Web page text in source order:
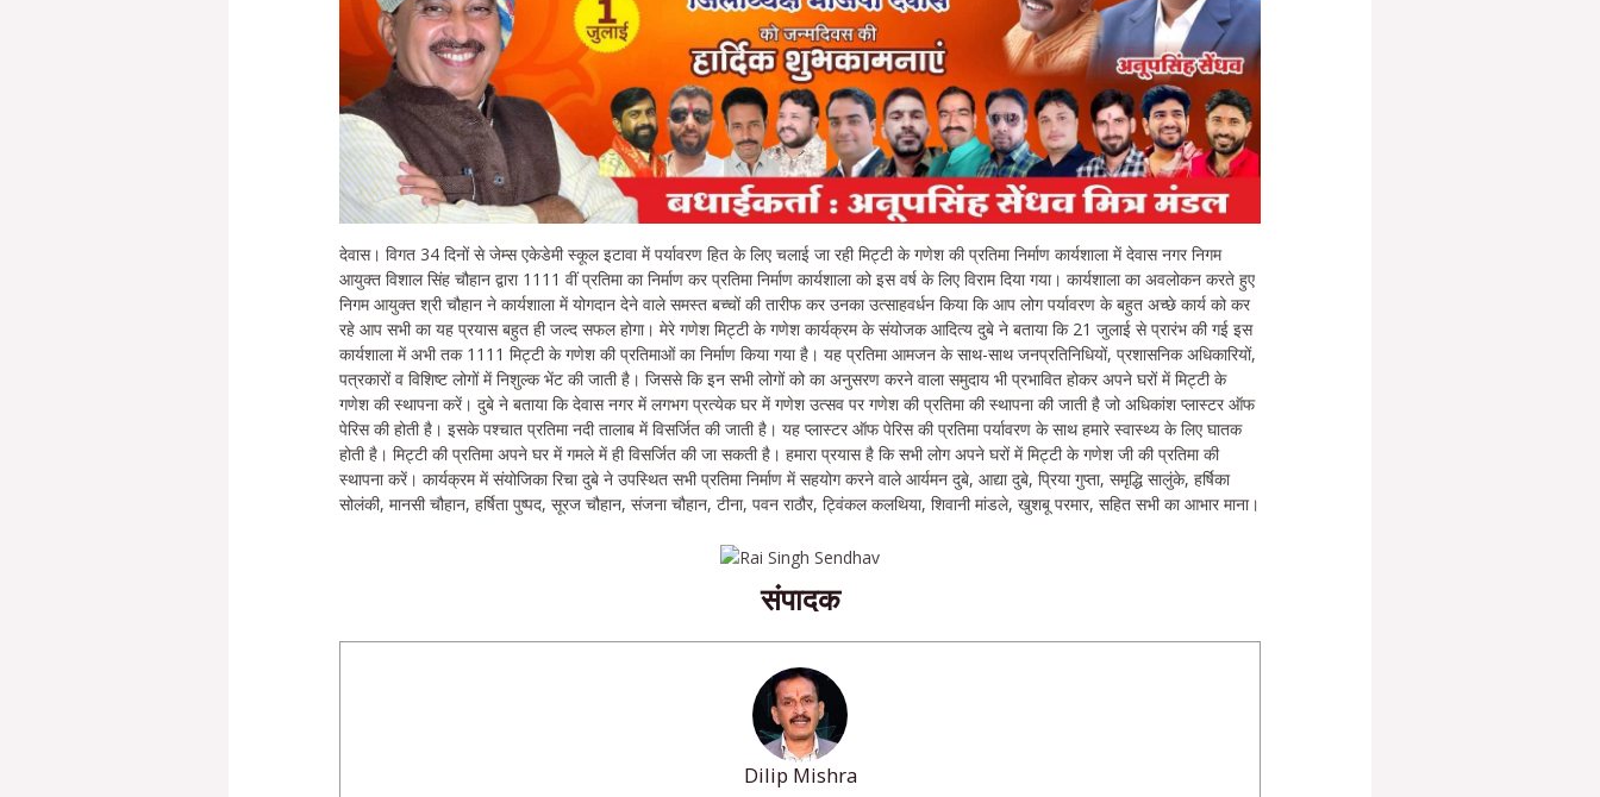
देवास। विगत 34 दिनों से जेम्स एकेडेमी स्कूल इटावा में पर्यावरण हित के लिए चलाई जा रही मिट्टी के गणेश की प्रतिमा निर्माण कार्यशाला में देवास नगर निगम
आयुक्त विशाल सिंह चौहान द्वारा 1111 वीं प्रतिमा का निर्माण कर प्रतिमा निर्माण कार्यशाला को इस वर्ष के लिए विराम दिया गया। कार्यशाला का अवलोकन करते हुए
निगम आयुक्त श्री चौहान ने कार्यशाला में योगदान देने वाले समस्त बच्चों की तारीफ कर उनका उत्साहवर्धन किया कि आप लोग पर्यावरण के बहुत अच्छे कार्य को कर
रहे आप सभी का यह प्रयास बहुत ही जल्द सफल होगा। मेरे गणेश मिट्टी के गणेश कार्यक्रम के संयोजक आदित्य दुबे ने बताया कि 21 जुलाई से प्रारंभ की गई इस
कार्यशाला में अभी तक 1111 मिट्टी के गणेश की प्रतिमाओं का निर्माण किया गया है। यह प्रतिमा आमजन के साथ-साथ जनप्रतिनिधियों, प्रशासनिक अधिकारियों,
पत्रकारों व विशिष्ट लोगों में निशुल्क भेंट की जाती है। जिससे कि इन सभी लोगों को का अनुसरण करने वाला समुदाय भी प्रभावित होकर अपने घरों में मिट्टी के
गणेश की स्थापना करें। दुबे ने बताया कि देवास नगर में लगभग प्रत्येक घर में गणेश उत्सव पर गणेश की प्रतिमा की स्थापना की जाती है जो अधिकांश प्लास्टर ऑफ
पेरिस की होती है। इसके पश्चात प्रतिमा नदी तालाब में विसर्जित की जाती है। यह प्लास्टर ऑफ पेरिस की प्रतिमा पर्यावरण के साथ हमारे स्वास्थ्य के लिए घातक
होती है। मिट्टी की प्रतिमा अपने घर में गमले में ही विसर्जित की जा सकती है। हमारा प्रयास है कि सभी लोग अपने घरों में मिट्टी के गणेश जी की प्रतिमा की
स्थापना करें। कार्यक्रम में संयोजिका रिचा दुबे ने उपस्थित सभी प्रतिमा निर्माण में सहयोग करने वाले आर्यमन दुबे, आद्या दुबे, प्रिया गुप्ता, समृद्धि सालुंके, हर्षिका
सोलंकी, मानसी चौहान, हर्षिता पुष्पद, सूरज चौहान, संजना चौहान, टीना, पवन राठौर, ट्विंकल कलथिया, शिवानी मांडले, खुशबू परमार, सहित सभी का आभार माना।
संपादक
Dilip Mishra